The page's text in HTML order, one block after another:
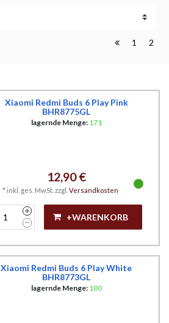
1 2
Xiaomi Redmi Buds 6 Play Pink
BHR8775GL
lagernde Menge: 171
12,90 €
* inkl. ges. MwSt. zzgl. Versandkosten
+WARENKORB
Xiaomi Redmi Buds 6 Play White
BHR8773GL
lagernde Menge: 100